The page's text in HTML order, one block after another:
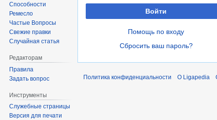
Войти
Помощь по входу
Сбросить ваш пароль?
Способности
Ремесло
Частые Вопросы
Свежие правки
Случайная статья
Редакторам
Правила
Задать вопрос
Инструменты
Служебные страницы
Версия для печати
Политика конфиденциальности О Ligapedia